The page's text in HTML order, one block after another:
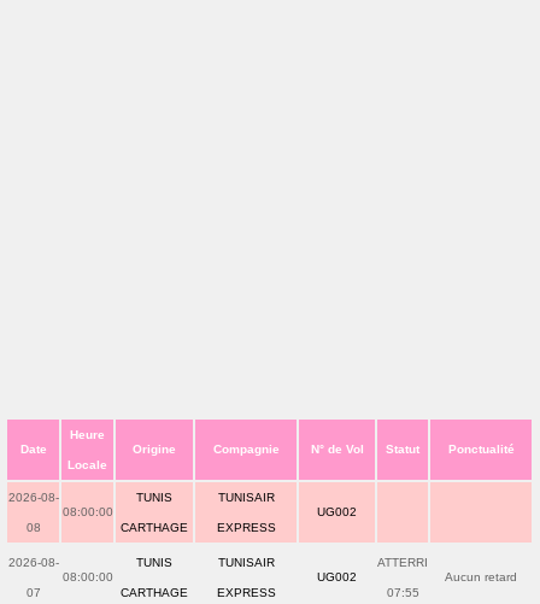
Date
Heure
Locale
Origine Compagnie N° de Vol Statut Ponctualité
2026-08-
08
08:00:00
TUNIS
CARTHAGE
TUNISAIR
EXPRESS
UG002
2026-08-
07
08:00:00
TUNIS
CARTHAGE
TUNISAIR
EXPRESS
UG002
ATTERRI
07:55
Aucun retard